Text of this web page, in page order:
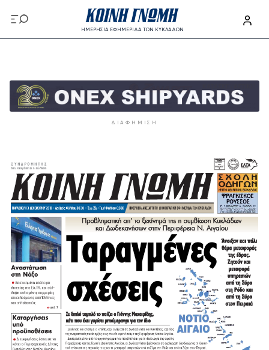
Παράκαμψη προς το κυρίως περιεχόμενο
ΗΜΕΡΗΣΙΑ ΕΦΗΜΕΡΙΔΑ ΤΩΝ ΚΥΚΛΑΔΩΝ
ΔΙΑΦΉΜΙΣΗ